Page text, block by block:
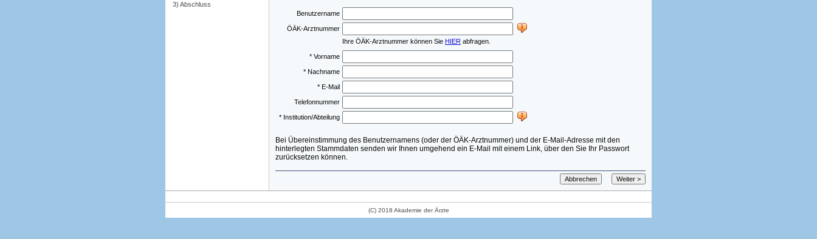
3) Abschluss
Benutzername
ÖÄK-Arztnummer
Ihre ÖÄK-Arztnummer können Sie HIER abfragen.
* Vorname
* Nachname
* E-Mail
Telefonnummer
* Institution/Abteilung
Bei Übereinstimmung des Benutzernamens (oder der ÖÄK-Arztnummer) und der E-Mail-Adresse mit den
hinterlegten Stammdaten senden wir Ihnen umgehend ein E-Mail mit einem Link, über den Sie Ihr Passwort
zurücksetzen können.
(C) 2018 Akademie der Ärzte